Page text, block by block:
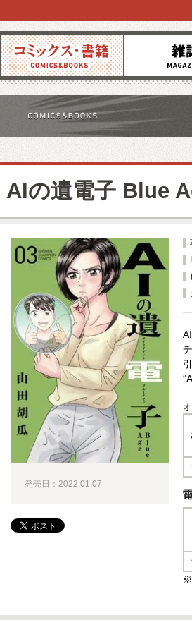
コミックス 雑誌
AIの遺電子 Blue
※
発売日：2022.01.07